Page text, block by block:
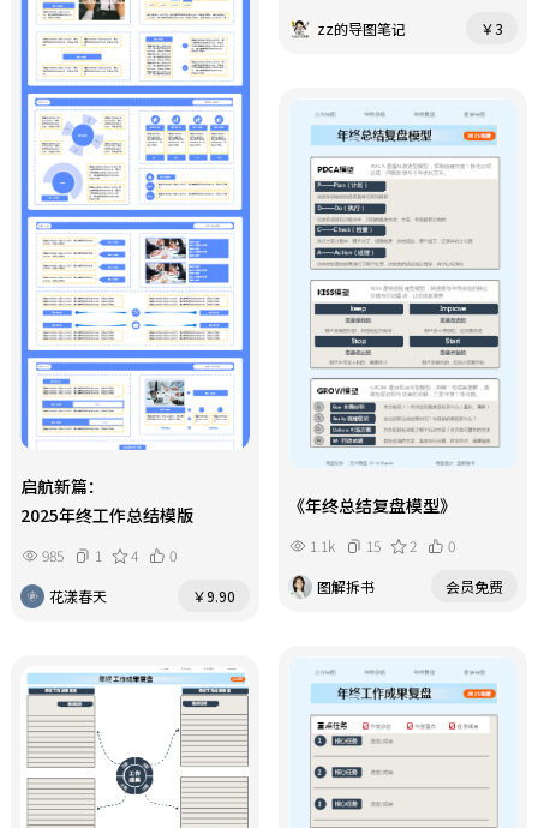
zz的导图笔记
￥3
启航新篇：
2025年终工作总结模版
985 1 4
0
花漾春天
￥9.90
《年终总结复盘模型》
1.1k 15 2
0
图解拆书
会员免费